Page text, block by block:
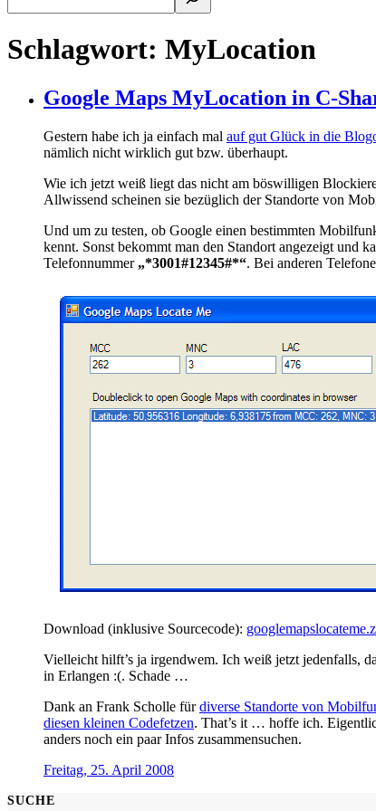
Schlagwort: MyLocation
Google Maps MyLocation in C-
Gestern habe ich ja einfach mal auf gut Glück in die
nämlich nicht wirklich gut bzw. überhaupt.
Wie ich jetzt weiß liegt das nicht am böswilligen
Allwissend scheinen sie bezüglich der Standorte von
Und um zu testen, ob Google einen bestimmten
kennt. Sonst bekommt man den Standort angezeigt und
Telefonnummer „*3001#12345#*“. Bei anderen
Download (inklusive Sourcecode):
Vielleicht hilft’s ja irgendwem. Ich weiß jetzt jedenfalls,
in Erlangen :(. Schade …
Dank an Frank Scholle fürdiverse Standorte von
diesen kleinen Codefetzen. That’s it … hoffe ich.
anders noch ein paar Infos zusammensuchen.
Freitag, 25. April 2008
SUCHE